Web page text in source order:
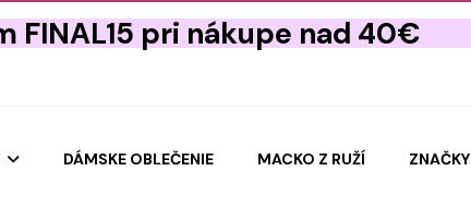
FINAL15 pri nákupe nad 40€
DÁMSKE OBLEČENIE MACKO Z RUŽÍ ZNAČKY